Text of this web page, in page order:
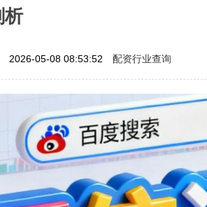
析
2026-05-08 08:53:52 配资行业查询